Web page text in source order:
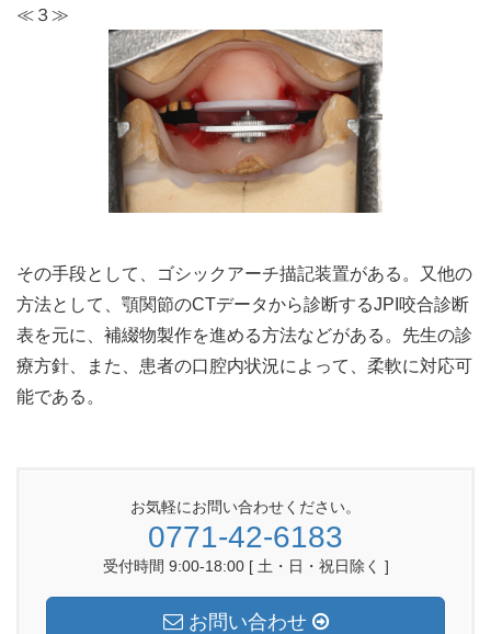
≪３≫
その手段として、ゴシックアーチ描記装置がある。又他の
方法として、顎関節のCTデータから診断するJPI咬合診断
表を元に、補綴物製作を進める方法などがある。先生の診
療方針、また、患者の口腔内状況によって、柔軟に対応可
能である。
お気軽にお問い合わせください。
0771-42-6183
受付時間 9:00-18:00 [ 土・日・祝日除く ]
お問い合わせ